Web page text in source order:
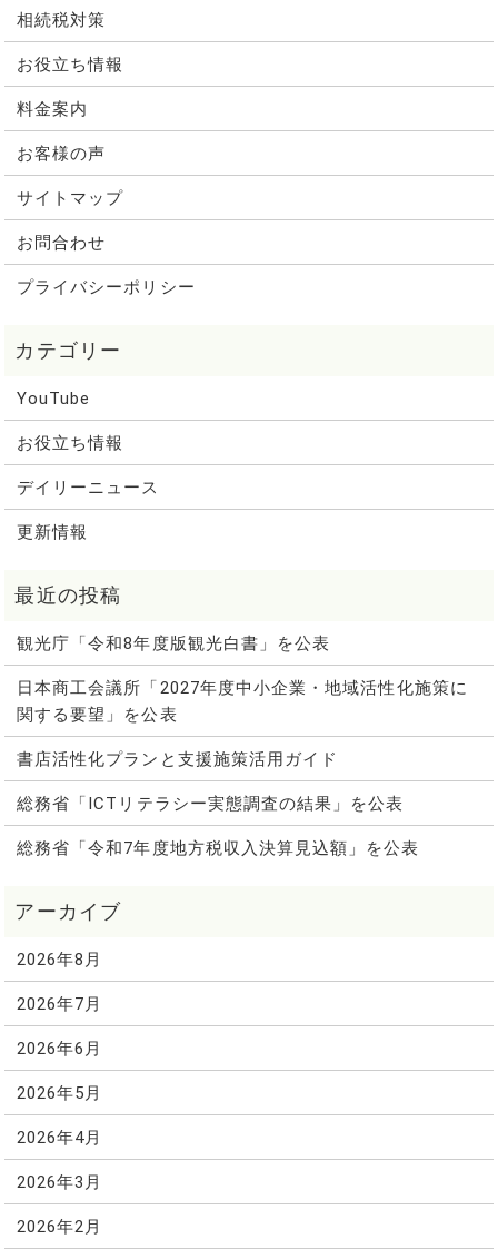
相続税対策
お役立ち情報
料金案内
お客様の声
サイトマップ
お問合わせ
プライバシーポリシー
YouTube
お役立ち情報
デイリーニュース
更新情報
観光庁「令和8年度版観光白書」を公表
日本商工会議所「2027年度中小企業・地域活性化施策に
関する要望」を公表
書店活性化プランと支援施策活用ガイド
総務省「ICTリテラシー実態調査の結果」を公表
総務省「令和7年度地方税収入決算見込額」を公表
2026年8月
2026年7月
2026年6月
2026年5月
2026年4月
2026年3月
2026年2月